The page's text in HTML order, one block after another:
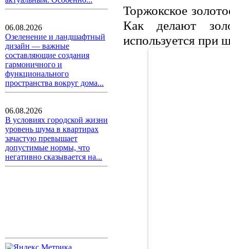
06.08.2026
Озеленение и ландшафтный
дизайн — важные
составляющие создания
гармоничного и
функционального
пространства вокруг дома...
06.08.2026
В условиях городской жизни
уровень шума в квартирах
зачастую превышает
допустимые нормы, что
негативно сказывается на...
Торжокское
Как делают
используется при